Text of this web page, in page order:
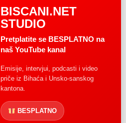
BISCANI.NET
STUDIO
Pretplatite se BESPLATNO na
naš YouTube kanal
Emisije, intervjui, podcasti i video
priče iz Bihaća i Unsko-sanskog
kantona.
BESPLATNO